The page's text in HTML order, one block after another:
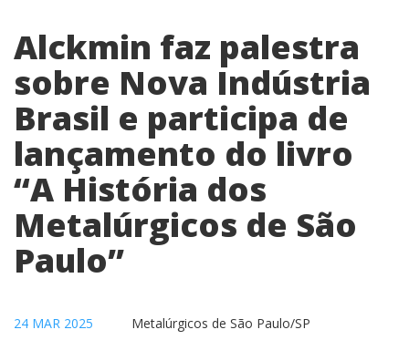
Alckmin faz palestra
sobre Nova Indústria
Brasil e participa de
lançamento do livro
“A História dos
Metalúrgicos de São
Paulo”
24 MAR 2025 Metalúrgicos de São Paulo/SP